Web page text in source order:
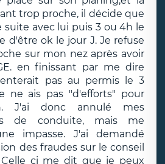
trop proche, il décide que
suite avec lui puis 3 ou 4h le
d'être ok le jour J. Je refuse
sur mon nez après avoir
en finissant par me dire
pas au permis le 3
ne ais pas "d'efforts" pour
J'ai donc annulé mes
de conduite, mais me
impasse. J'ai demandé
des fraudes sur le conseil
ci me dit que je peux